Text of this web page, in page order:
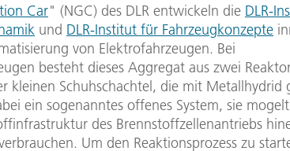
Car" (NGC) des DLR entwickeln die DLR-
und DLR-Institut für Fahrzeugkonzepte
von Elektrofahrzeugen. Bei
besteht dieses Aggregat aus zwei
kleinen Schuhschachtel, die mit Metallhydrid
ein sogenanntes offenes System, sie
des Brennstoffzellenantriebs
Um den Reaktionsprozess zu